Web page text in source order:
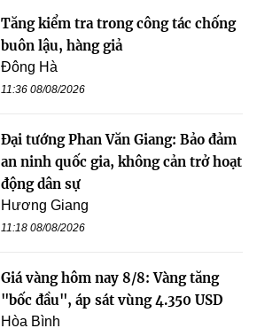
Tăng kiểm tra trong công tác chống
buôn lậu, hàng giả
Đông Hà
11:36 08/08/2026
Đại tướng Phan Văn Giang: Bảo đảm
an ninh quốc gia, không cản trở hoạt
động dân sự
Hương Giang
11:18 08/08/2026
Giá vàng hôm nay 8/8: Vàng tăng
"bốc đầu", áp sát vùng 4.350 USD
Hòa Bình